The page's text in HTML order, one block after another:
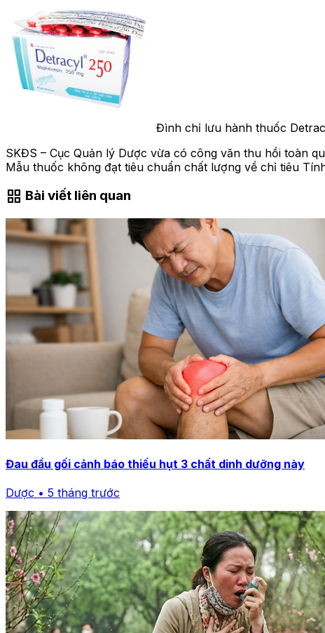
Đình chỉ lưu hành thuốc
SKĐS – Cục Quản lý Dược vừa có công văn thu hồi toàn
Mẫu thuốc không đạt tiêu chuẩn chất lượng về chỉ tiêu
grid_view Bài viết liên quan
Đau đầu gối cảnh báo thiếu hụt 3 chất dinh dưỡng này
Dược • 5 tháng trước